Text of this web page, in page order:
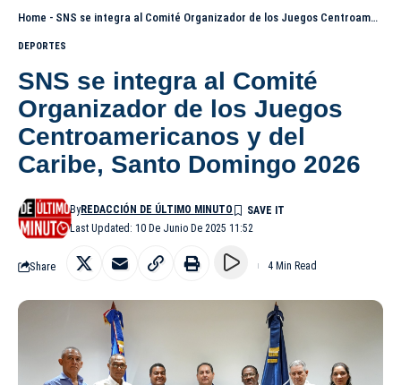
Home - SNS se integra al Comité Organizador de los Juegos Centroamericanos y del Caribe, Santo Domingo 2026
DEPORTES
SNS se integra al Comité
Organizador de los Juegos
Centroamericanos y del
Caribe, Santo Domingo 2026
Last Updated: 10 De Junio De 2025 11:52
ByREDACCIÓN DE ÚLTIMO MINUTO
Share 4 Min Read